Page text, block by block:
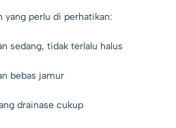
yang perlu di perhatikan:
sedang, tidak terlalu halus
bebas jamur
drainase cukup